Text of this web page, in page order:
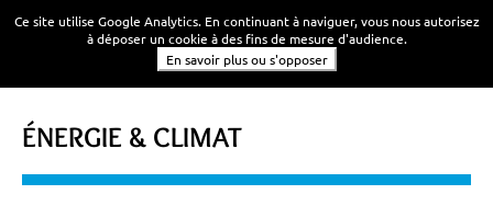
ÉNERGIE & CLIMAT
Ce site utilise Google Analytics. En continuant à naviguer, vous nous autorisez
à déposer un cookie à des fins de mesure d'audience.
En savoir plus ou s'opposer